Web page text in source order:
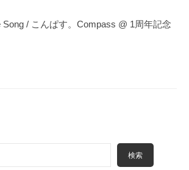
Song / こんぱす。Compass @ 1周年記念
検索